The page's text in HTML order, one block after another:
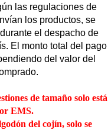
las regulaciones de
los productos, se
el despacho de
El monto total del pago
del valor del
de tamaño solo está
EMS.
del cojín, solo se